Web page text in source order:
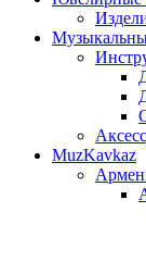
MuzKavkaz